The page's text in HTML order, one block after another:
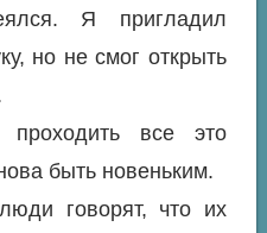
Я пригладил
но не смог открыть
все это
быть новеньким.
говорят, что их